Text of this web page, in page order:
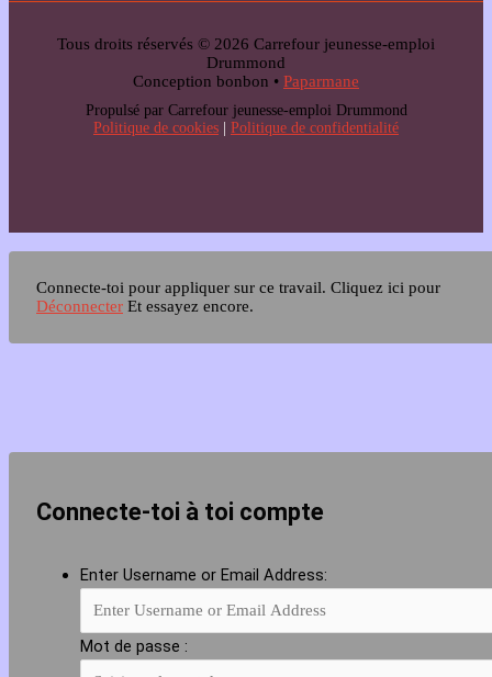
Tous droits réservés © 2026 Carrefour jeunesse-emploi
Drummond
Conception bonbon • Paparmane
Propulsé par Carrefour jeunesse-emploi Drummond
Politique de cookies
Politique de confidentialité
Connecte-toi pour appliquer sur ce travail. Cliquez ici pour
Déconnecter Et essayez encore.
Connecte-toi à toi compte
Enter Username or Email Address:
Mot de passe :